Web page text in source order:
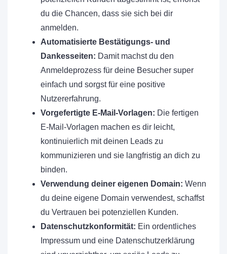
du die Chancen, dass sie sich bei dir
anmelden.
Automatisierte Bestätigungs- und
Dankesseiten: Damit machst du den
Anmeldeprozess für deine Besucher super
einfach und sorgst für eine positive
Nutzererfahrung.
Vorgefertigte E-Mail-Vorlagen: Die fertigen
E-Mail-Vorlagen machen es dir leicht,
kontinuierlich mit deinen Leads zu
kommunizieren und sie langfristig an dich zu
binden.
Verwendung deiner eigenen Domain: Wenn
du deine eigene Domain verwendest, schaffst
du Vertrauen bei potenziellen Kunden.
Datenschutzkonformität: Ein ordentliches
Impressum und eine Datenschutzerklärung